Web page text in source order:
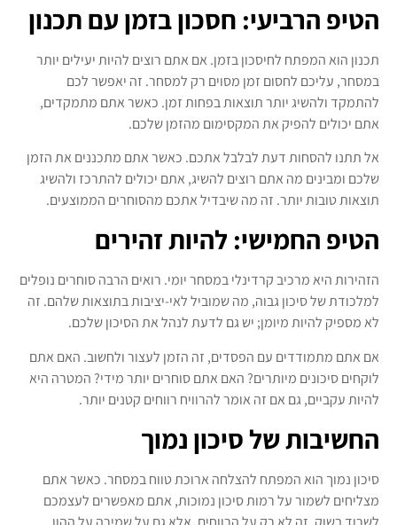
הטיפ הרביעי: חסכון בזמן עם תכנון
תכנון הוא המפתח לחיסכון בזמן. אם אתם רוצים להיות יעילים יותר
במסחר, עליכם לחסום זמן מסוים רק למסחר. זה יאפשר לכם
להתמקד ולהשיג יותר תוצאות בפחות זמן. כאשר אתם מתמקדים,
אתם יכולים להפיק את המקסימום מהזמן שלכם.
אל תתנו להסחות דעת לבלבל אתכם. כאשר אתם מתכננים את הזמן
שלכם ומבינים מה אתם רוצים להשיג, אתם יכולים להתרכז ולהשיג
תוצאות טובות יותר. זה מה שיבדיל אתכם מהסוחרים הממוצעים.
הטיפ החמישי: להיות זהירים
הזהירות היא מרכיב קרדינלי במסחר יומי. רואים הרבה סוחרים נופלים
למלכודת של סיכון גבוה, מה שמוביל לאי-יציבות בתוצאות שלהם. זה
לא מספיק להיות מיומן; יש גם לדעת לנהל את הסיכון שלכם.
אם אתם מתמודדים עם הפסדים, זה הזמן לעצור ולחשוב. האם אתם
לוקחים סיכונים מיותרים? האם אתם סוחרים יותר מידי? המטרה היא
להיות עקביים, גם אם זה אומר להרוויח רווחים קטנים יותר.
החשיבות של סיכון נמוך
סיכון נמוך הוא המפתח להצלחה ארוכת טווח במסחר. כאשר אתם
מצליחים לשמור על רמות סיכון נמוכות, אתם מאפשרים לעצמכם